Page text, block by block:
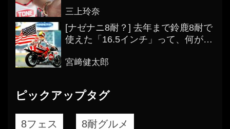
三上玲奈
[ナゼナニ8耐？] 去年まで鈴鹿8耐で
使えた「16.5インチ」って、何がス
宮﨑健太郎
ピックアップタグ
8フェス 8耐グルメ